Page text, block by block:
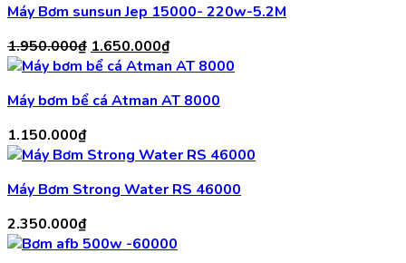
Máy Bơm sunsun Jep 15000- 220w-5.2M
1.950.000₫ Giá
gốc
1.950.000₫.
1.650.000₫Giá
hiện
là:
Máy bơm bể cá Atman AT 8000
1.150.000₫
Máy Bơm Strong Water RS 46000
2.350.000₫